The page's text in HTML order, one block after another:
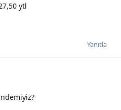
ytl
Yanıtla